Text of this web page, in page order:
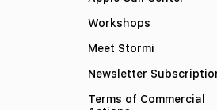
Workshops
Meet Stormi
Newsletter
Terms of Commercial